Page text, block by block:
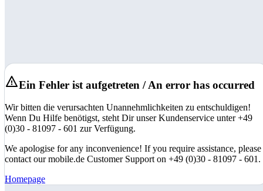
Ein Fehler ist aufgetreten / An error has occurred
Wir bitten die verursachten Unannehmlichkeiten zu entschuldigen!
Wenn Du Hilfe benötigst, steht Dir unser Kundenservice unter +49
(0)30 - 81097 - 601 zur Verfügung.
We apologise for any inconvenience! If you require assistance, please
contact our mobile.de Customer Support on +49 (0)30 - 81097 - 601.
Homepage